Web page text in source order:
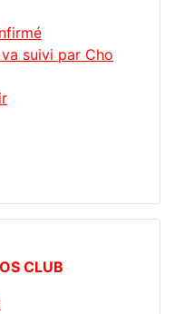
suivi par Cho
CLUB